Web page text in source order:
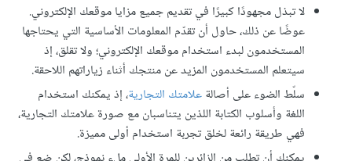
لا تبذل مجهودًا كبيرًا في تقديم جميع مزايا موقعك الإلكتروني.
عوضًا عن ذلك، حاول أن تقدّم المعلومات الأساسية التي يحتاجها
المستخدمون لبدء استخدام موقعك الإلكتروني؛ ولا تقلق، إذ
سيتعلم المستخدمون المزيد عن منتجك أثناء زياراتهم اللاحقة.
سلّط الضوء على أصالةعلامتك التجارية، إذ يمكنك استخدام
اللغة وأسلوب الكتابة اللذين يتناسبان مع صورة علامتك التجارية،
فهي طريقة رائعة لخلق تجربة استخدام أولى مميزة.